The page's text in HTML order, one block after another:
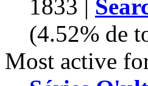
1833 |
(4.52% de
Most active